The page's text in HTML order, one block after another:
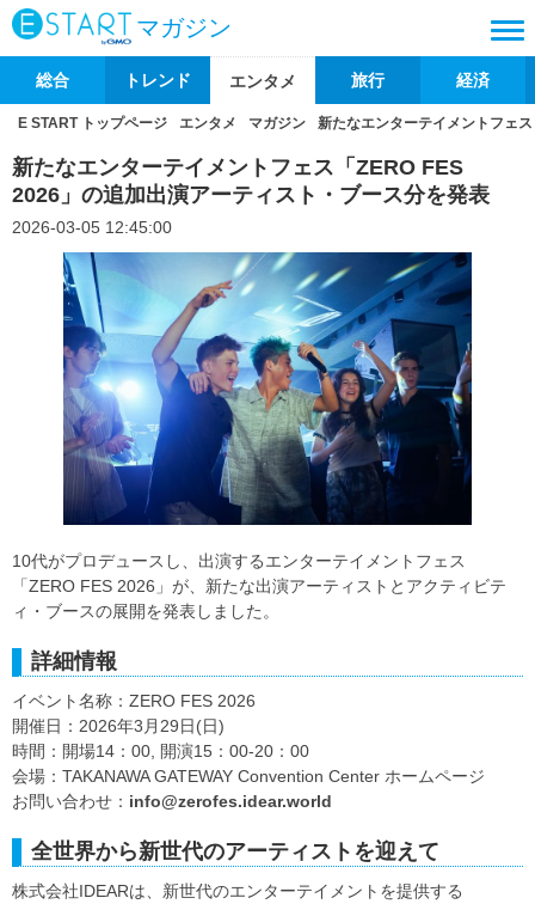
マガジン
総合 トレンド エンタメ 旅行 経済
E START トップページ エンタメ マガジン 新たなエンターテイメントフェ
新たなエンターテイメントフェス「ZERO FES
2026」の追加出演アーティスト・ブース分を発表
2026-03-05 12:45:00
10代がプロデュースし、出演するエンターテイメントフェス
「ZERO FES 2026」が、新たな出演アーティストとアクティビテ
ィ・ブースの展開を発表しました。
詳細情報
イベント名称：ZERO FES 2026
開催日：2026年3月29日(日)
時間：開場14：00, 開演15：00-20：00
会場：TAKANAWA GATEWAY Convention Center ホームページ
お問い合わせ： info@zerofes.idear.world
全世界から新世代のアーティストを迎えて
株式会社IDEARは、新世代のエンターテイメントを提供する